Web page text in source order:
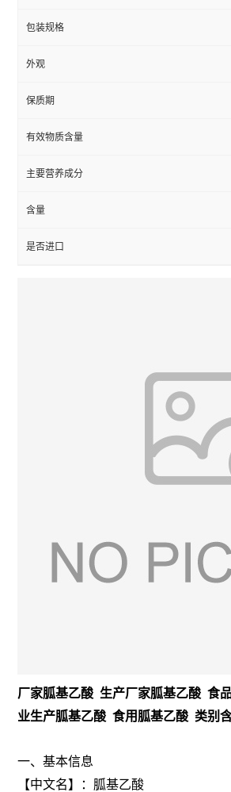
包装规格
外观
保质期
有效物质含量
主要营养成分
含量
是否进口
厂家胍基乙酸 生产厂家胍基乙酸 食
业生产胍基乙酸 食用胍基乙酸 类别
一、基本信息
【中文名】：胍基乙酸